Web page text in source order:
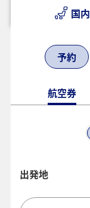
国内
予約
航空券
出発地